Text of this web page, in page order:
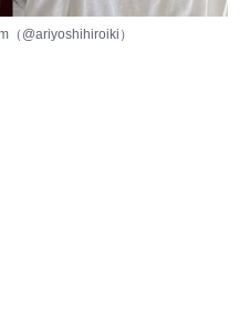
（@ariyoshihiroiki）